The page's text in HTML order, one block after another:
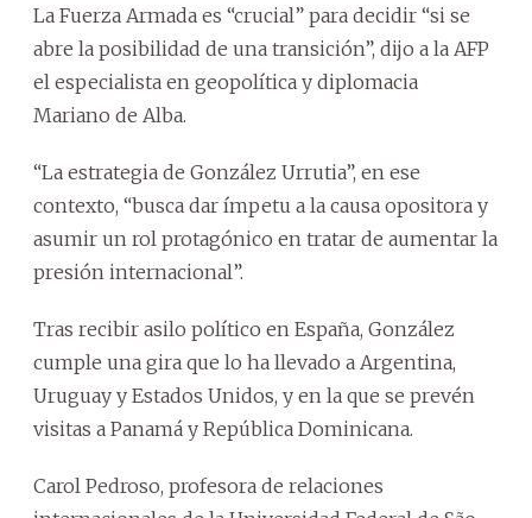
La Fuerza Armada es “crucial” para decidir “si se
abre la posibilidad de una transición”, dijo a la AFP
el especialista en geopolítica y diplomacia
Mariano de Alba.
“La estrategia de González Urrutia”, en ese
contexto, “busca dar ímpetu a la causa opositora y
asumir un rol protagónico en tratar de aumentar la
presión internacional”.
Tras recibir asilo político en España, González
cumple una gira que lo ha llevado a Argentina,
Uruguay y Estados Unidos, y en la que se prevén
visitas a Panamá y República Dominicana.
Carol Pedroso, profesora de relaciones